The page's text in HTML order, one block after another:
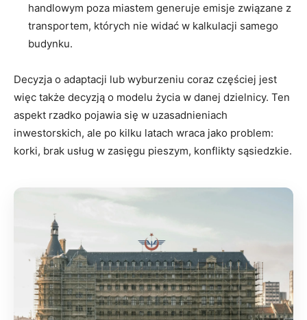
handlowym poza miastem generuje emisje związane z
transportem, których nie widać w kalkulacji samego
budynku.
Decyzja o adaptacji lub wyburzeniu coraz częściej jest
więc także decyzją o modelu życia w danej dzielnicy. Ten
aspekt rzadko pojawia się w uzasadnieniach
inwestorskich, ale po kilku latach wraca jako problem:
korki, brak usług w zasięgu pieszym, konflikty sąsiedzkie.